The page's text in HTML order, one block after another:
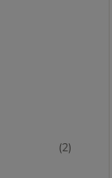
(2)